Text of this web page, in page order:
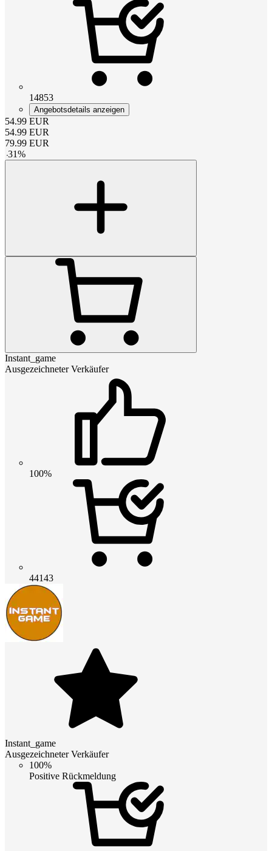
14853
Angebotsdetails anzeigen
54.99 EUR
54.99 EUR
79.99 EUR
-31%
Instant_game
Ausgezeichneter Verkäufer
100%
44143
Instant_game
Ausgezeichneter Verkäufer
100%
Positive Rückmeldung